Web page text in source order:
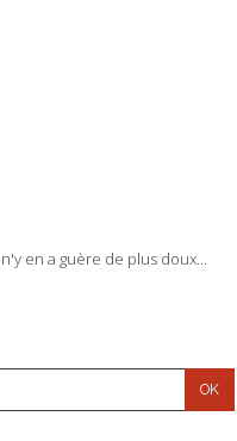
en a guère de plus doux...